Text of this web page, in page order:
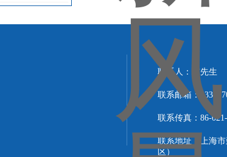
联系人：陈先生
联系邮箱：
联系传真：86-
联系地址：上海
区）